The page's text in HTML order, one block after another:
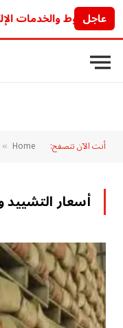
عاجل
أنت الآن تتصفح: Home
»
​أسعار التشييد